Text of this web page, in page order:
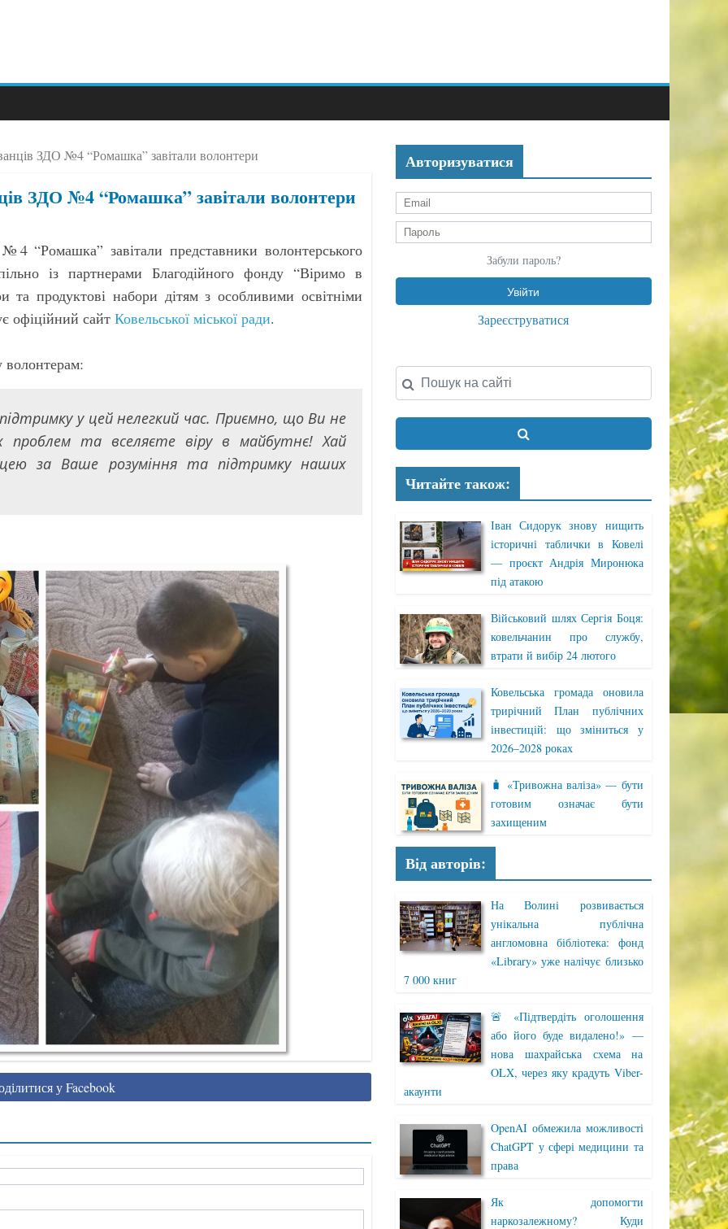
ЗДО №4 “Ромашка” завітали волонтери
ЗДО №4 “Ромашка” завітали волонтери
“Ромашка” завітали представники волонтерського
із партнерами Благодійного фонду “Віримо в
та продуктові набори дітям з особливими освітніми
офіційний сайт Ковельської міської ради.
волонтерам:
у цей нелегкий час. Приємно, що Ви не
проблем та вселяєте віру в майбутнє! Хай
за Ваше розуміння та підтримку наших
у Facebook
Авторизуватися
Забули пароль?
Зареєструватися
Читайте також:
Іван Сидорук знову нищить
історичні таблички в Ковелі
— проєкт Андрія Миронюка
під атакою
Військовий шлях Сергія Боця:
ковельчанин про службу,
втрати й вибір 24 лютого
Ковельська громада оновила
трирічний План публічних
інвестицій: що зміниться у
2026–2028 роках
🧳 «Тривожна валіза» — бути
готовим означає бути
захищеним
Від авторів:
На Волині розвивається
унікальна публічна
англомовна бібліотека: фонд
«Library» уже налічує близько
7 000 книг
🚨 «Підтвердіть оголошення
або його буде видалено!» —
нова шахрайська схема на
OLX, через яку крадуть Viber-
акаунти
OpenAI обмежила можливості
ChatGPT у сфері медицини та
права
Як допомогти
наркозалежному? Куди